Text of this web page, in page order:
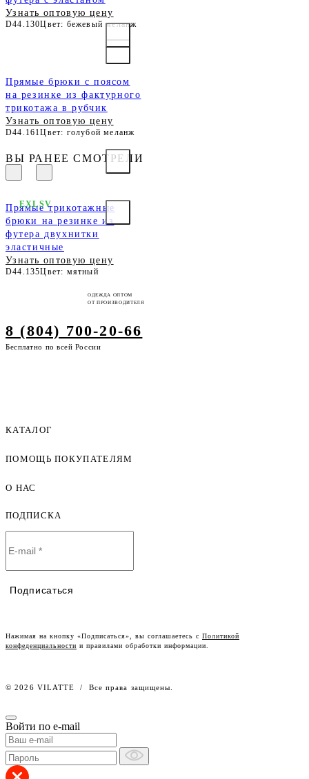
Узнать оптовую цену
D44.130Цвет: бежевый меланж
Прямые брюки с поясом
на резинке из фактурного
трикотажа в рубчик
Узнать оптовую цену
D44.161Цвет: голубой меланж
ВЫ РАНЕЕ СМОТРЕЛИ
Прямые трикотажные
брюки на резинке из
футера двухнитки
эластичные
Узнать оптовую цену
D44.135Цвет: мятный
EXLSV
ОДЕЖДА ОПТОМ
ОТ ПРОИЗВОДИТЕЛЯ
8 (804) 700-20-66
Бесплатно по всей России
КАТАЛОГ
Женская одежда оптом
Мужская одежда оптом
ПОМОЩЬ ПОКУПАТЕЛЯМ
Оплата и доставка
Договор-оферта
Условия сотрудничества
О НАС
Lookbook
Работа в компании
ПОДПИСКА
Подписаться
Нажимая на кнопку «Подписаться», вы соглашаетесь с Политикой
конфеденциальности и правилами обработки информации.
© 2026 VILATTE / Все права защищены.
Войти по e-mail